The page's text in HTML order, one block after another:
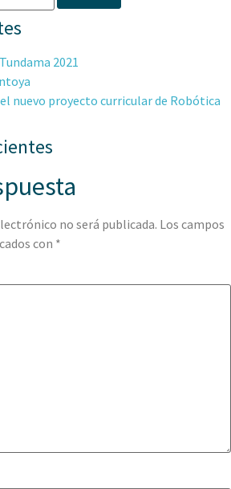
2021
nuevo proyecto curricular de Robótica
no será publicada. Los campos
con *